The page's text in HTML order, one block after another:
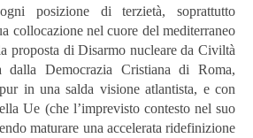
posizione di terzietà, soprattutto
collocazione nel cuore del mediterraneo
proposta di Disarmo nucleare da Civiltà
dalla Democrazia Cristiana di Roma,
in una salda visione atlantista, e con
Ue (che l’imprevisto contesto nel suo
maturare una accelerata ridefinizione